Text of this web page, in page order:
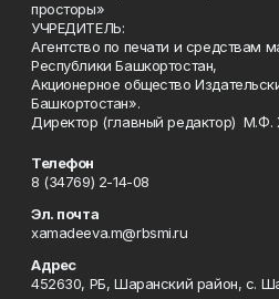
просторы»
УЧРЕДИТЕЛЬ:
Агентство по печати и средствам
Республики Башкортостан,
Акционерное общество
Башкортостан».
Директор (главный редактор) М.Ф.
Телефон
8 (34769) 2-14-08
Эл. почта
xamadeeva.m@rbsmi.ru
Адрес
452630, РБ, Шаранский район, с.